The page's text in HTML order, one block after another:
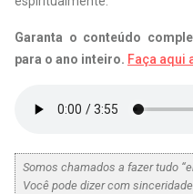
Garanta o conteúdo
para o ano inteiro. Faça aqui
Somos chamados a fazer tudo
Você pode dizer com